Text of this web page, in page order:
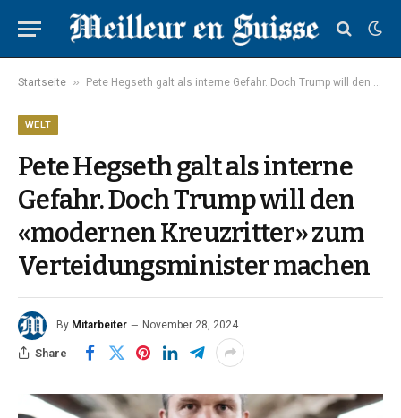
Startseite » Pete Hegseth galt als interne Gefahr. Doch Trump will den «modernen Kreuzritter» zum Verteidungsminister machen
WELT
Pete Hegseth galt als interne
Gefahr. Doch Trump will den
«modernen Kreuzritter» zum
Verteidungsminister machen
By Mitarbeiter November 28, 2024
Share